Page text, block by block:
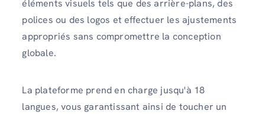
éléments visuels tels que des arrière-plans, des
polices ou des logos et effectuer les ajustements
appropriés sans compromettre la conception
globale.
La plateforme prend en charge jusqu'à 18
langues, vous garantissant ainsi de toucher un